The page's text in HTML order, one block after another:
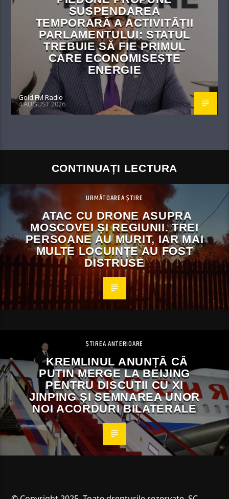
SUSPENDAREA
TEMPORARĂ A ACTIVITĂȚII
PARLAMENTULUI: STATUL
TREBUIE SĂ FIE PRIMUL
CARE ECONOMISEȘTE
ENERGIE
Gold FM Radio
4 AUGUST 2026
CONTINUAȚI LECTURA
URMĂTOAREA ȘTIRE
ATAC CU DRONE ASUPRA
MOSCOVEI ȘI REGIUNII. TREI
PERSOANE AU MURIT, IAR MAI
MULTE LOCUINȚE AU FOST
DISTRUSE
ȘTIREA ANTERIOARE
KREMLINUL ANUNȚĂ CĂ
PUTIN MERGE LA BEIJING
PENTRU DISCUȚII CU XI
JINPING ȘI SEMNAREA UNOR
NOI ACORDURI BILATERALE